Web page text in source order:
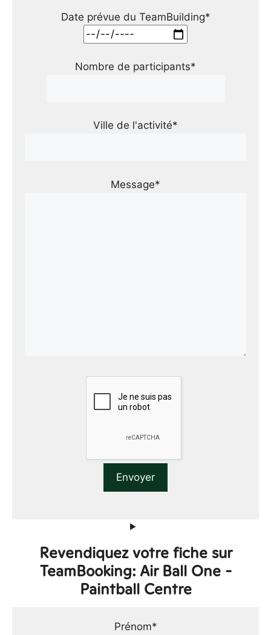
Date prévue du TeamBuilding*
Nombre de participants*
Ville de l'activité*
Message*
Revendiquez votre fiche sur
TeamBooking: Air Ball One -
Paintball Centre
Prénom*